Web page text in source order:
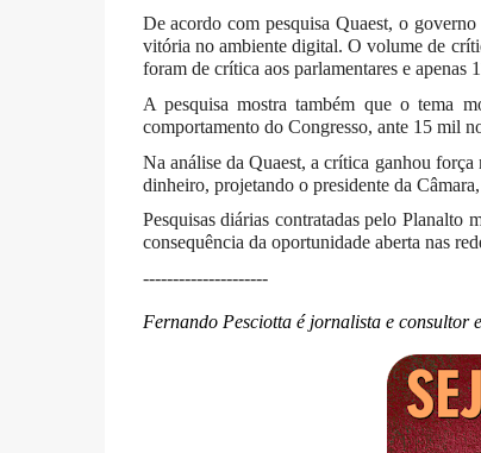
De acordo com pesquisa Quaest, o
vitória no ambiente digital. O volume de
foram de crítica aos parlamentares e apenas
A pesquisa mostra também que o tema
comportamento do Congresso, ante 15 mil
Na análise da Quaest, a crítica ganhou
dinheiro, projetando o presidente da
Pesquisas diárias contratadas pelo Planalto
consequência da oportunidade aberta nas
---------------------
Fernando Pesciotta é jornalista e consultor